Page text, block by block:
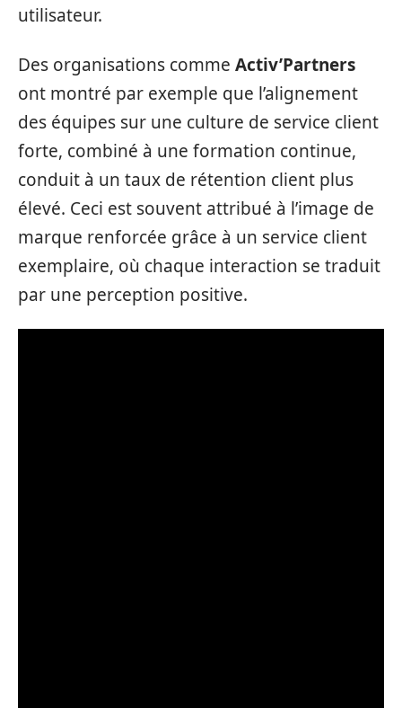
utilisateur.
Des organisations comme Activ’Partners
ont montré par exemple que l’alignement
des équipes sur une culture de service client
forte, combiné à une formation continue,
conduit à un taux de rétention client plus
élevé. Ceci est souvent attribué à l’image de
marque renforcée grâce à un service client
exemplaire, où chaque interaction se traduit
par une perception positive.